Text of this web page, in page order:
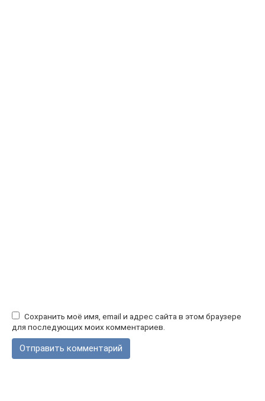
Сохранить моё имя, email и адрес сайта в этом браузере
для последующих моих комментариев.